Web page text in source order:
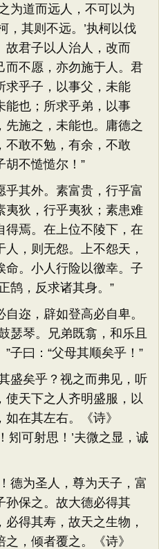
道而远人，不可以为
，其则不远。’执柯以伐
故君子以人治人，改而
而不愿，亦勿施于人。君
求乎子，以事父，未能
能也；所求乎弟，以事
先施之，未能也。庸德之
不敢不勉，有余，不敢
胡不慥慥尔！”
其外。素富贵，行乎富
夷狄，行乎夷狄；素患难
得焉。在上位不陵下，在
，则无怨。上不怨天，
命。小人行险以徼幸。子
鹄，反求诸其身。”
迩，辟如登高必自卑。
瑟琴。兄弟既翕，和乐且
子曰：“父母其顺矣乎！”
矣乎？视之而弗见，听
使天下之人齐明盛服，以
在其左右。《诗》
矧可射思！’夫微之显，诚
为圣人，尊为天子，富
孙保之。故大德必得其
得其寿，故天之生物，
，倾者覆之。《诗》